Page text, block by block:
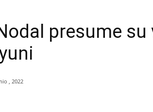
presume su
, 2022